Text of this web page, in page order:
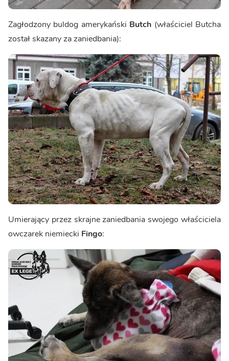
Zagłodzony buldog amerykański Butch (właściciel Butcha
został skazany za zaniedbania):
Umierający przez skrajne zaniedbania swojego właściciela
owczarek niemiecki Fingo: